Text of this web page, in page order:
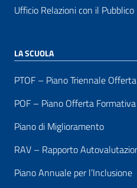
Ufficio Relazioni con il Pubblico
LA SCUOLA
PTOF – Piano Triennale
POF – Piano Offerta Formativa
Piano di Miglioramento
RAV – Rapporto
Piano Annuale per l’Inclusione